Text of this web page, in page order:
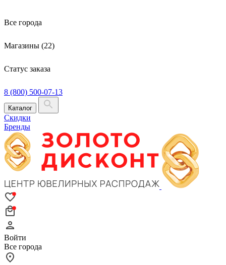
Все города
Магазины (22)
Статус заказа
8 (800) 500-07-13
Каталог
Скидки
Бренды
Войти
Все города